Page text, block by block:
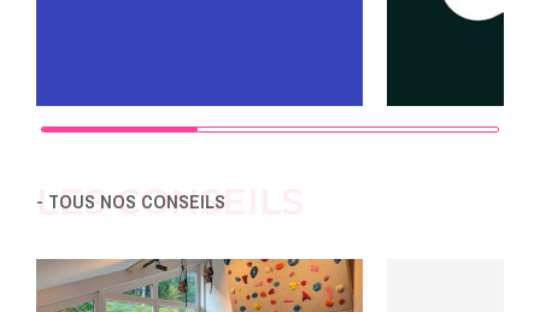
- TOUS NOS CONSEILS
LES CONSEILS